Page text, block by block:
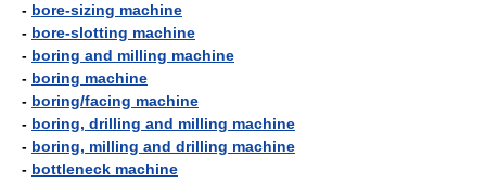
- bore-sizing machine
- bore-slotting machine
- boring and milling machine
- boring machine
- boring/facing machine
- boring, drilling and milling machine
- boring, milling and drilling machine
- bottleneck machine